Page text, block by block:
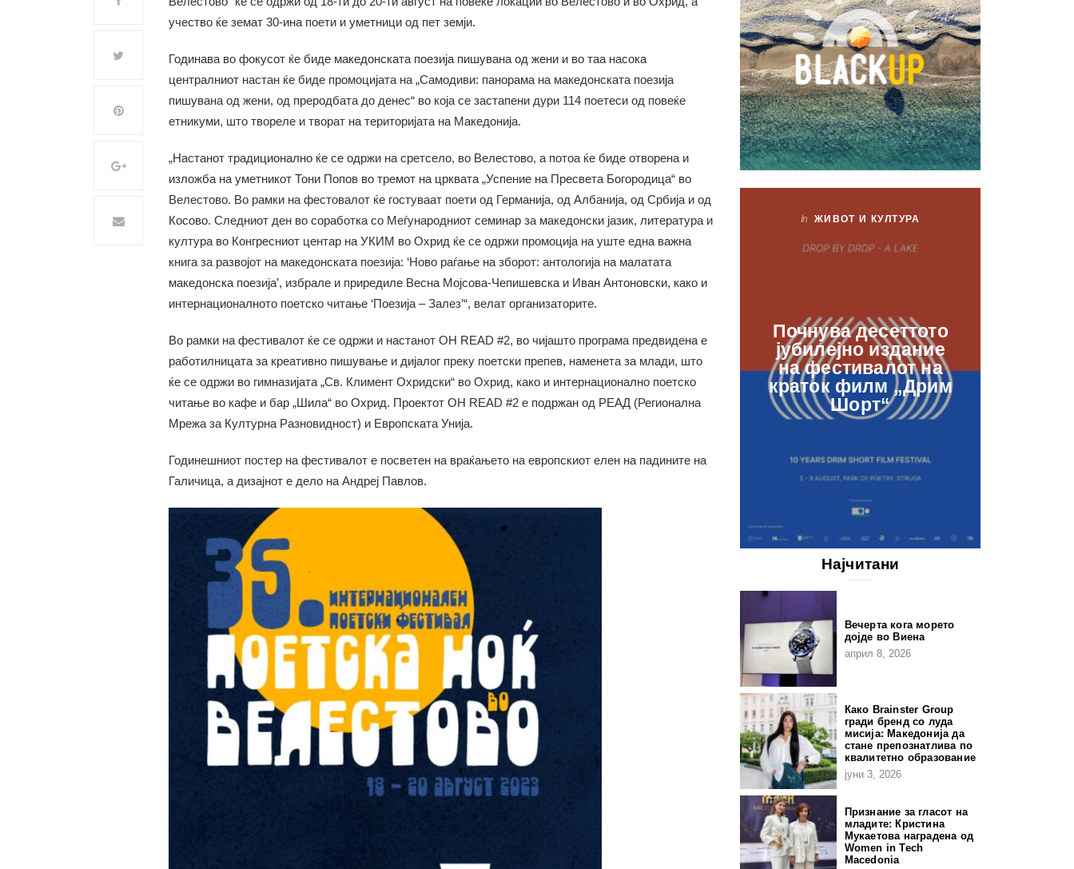
учество ќе земат 30-ина поети и уметници од пет земји.
Годинава во фокусот ќе биде македонската поезија пишувана од жени и во таа насока
централниот настан ќе биде промоцијата на „Самодиви: панорама на македонската поезија
пишувана од жени, од преродбата до денес“ во која се застапени дури 114 поетеси од повеќе
етникуми, што твореле и творат на територијата на Македонија.
„Настанот традиционално ќе се одржи на сретсело, во Велестово, а потоа ќе биде отворена и
изложба на уметникот Тони Попов во тремот на црквата „Успение на Пресвета Богородица“ во
Велестово. Во рамки на фестовалот ќе гостуваат поети од Германија, од Албанија, од Србија и од
Косово. Следниот ден во соработка со Меѓународниот семинар за македонски јазик, литература и
култура во Конгресниот центар на УКИМ во Охрид ќе се одржи промоција на уште една важна
книга за развојот на македонската поезија: ‘Ново раѓање на зборот: антологија на малатата
македонска поезија’, избрале и приредиле Весна Мојсова-Чепишевска и Иван Антоновски, како и
интернационалното поетско читање ‘Поезија ‒ Залез’“, велат организаторите.
Во рамки на фестивалот ќе се одржи и настанот OH READ #2, во чијашто програма предвидена е
работилницата за креативно пишување и дијалог преку поетски препев, наменета за млади, што
ќе се одржи во гимназијата „Св. Климент Охридски“ во Охрид, како и интернационално поетско
читање во кафе и бар „Шила“ во Охрид. Проектот OH READ #2 e подржан од РЕАД (Регионална
Мрежа за Културна Разновидност) и Европската Унија.
Годинешниот постер на фестивалот е посветен на враќањето на европскиот елен на падините на
Галичица, а дизајнот е дело на Андреј Павлов.
In ЖИВОТ И КУЛТУРА
Почнува десеттото
јубилејно издание
на фестивалот на
краток филм „Дрим
Шорт“
Најчитани
Вечерта кога морето
дојде во Виена
април 8, 2026
Како Brainster Group
гради бренд со луда
мисија: Македонија да
стане препознатлива по
квалитетно образование
јуни 3, 2026
Признание за гласот на
младите: Кристина
Мукаетова наградена од
Women in Tech
Macedonia